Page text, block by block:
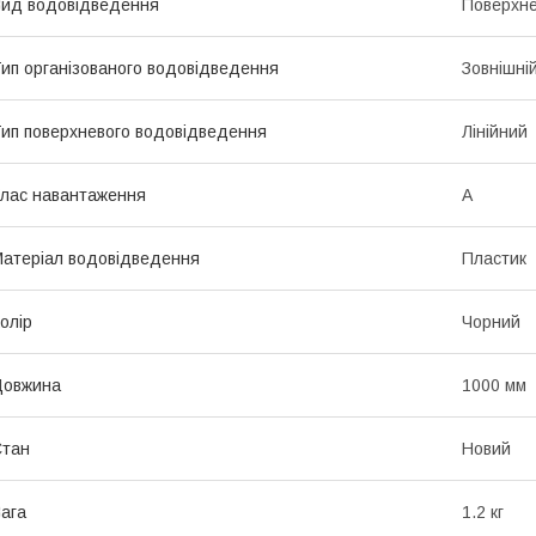
водовідведення
організованого водовідведення Зовнішній
поверхневого водовідведення Лінійний
навантаження А
водовідведення Пластик
Чорний
1000 мм
Новий
1.2 кг